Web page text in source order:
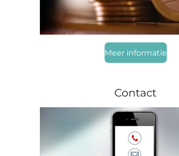
Meer informatie
Contact